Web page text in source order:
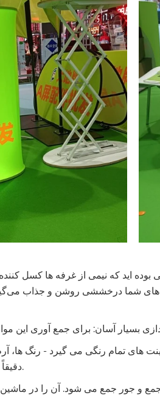
اید که نیمی از غرفه ها کسل
شما درخششی روشن و جذاب
های تمام رنگی می گیرد - رنگ ها،
دقیقاً همانطور که می خواهید ظاهر می شوند.